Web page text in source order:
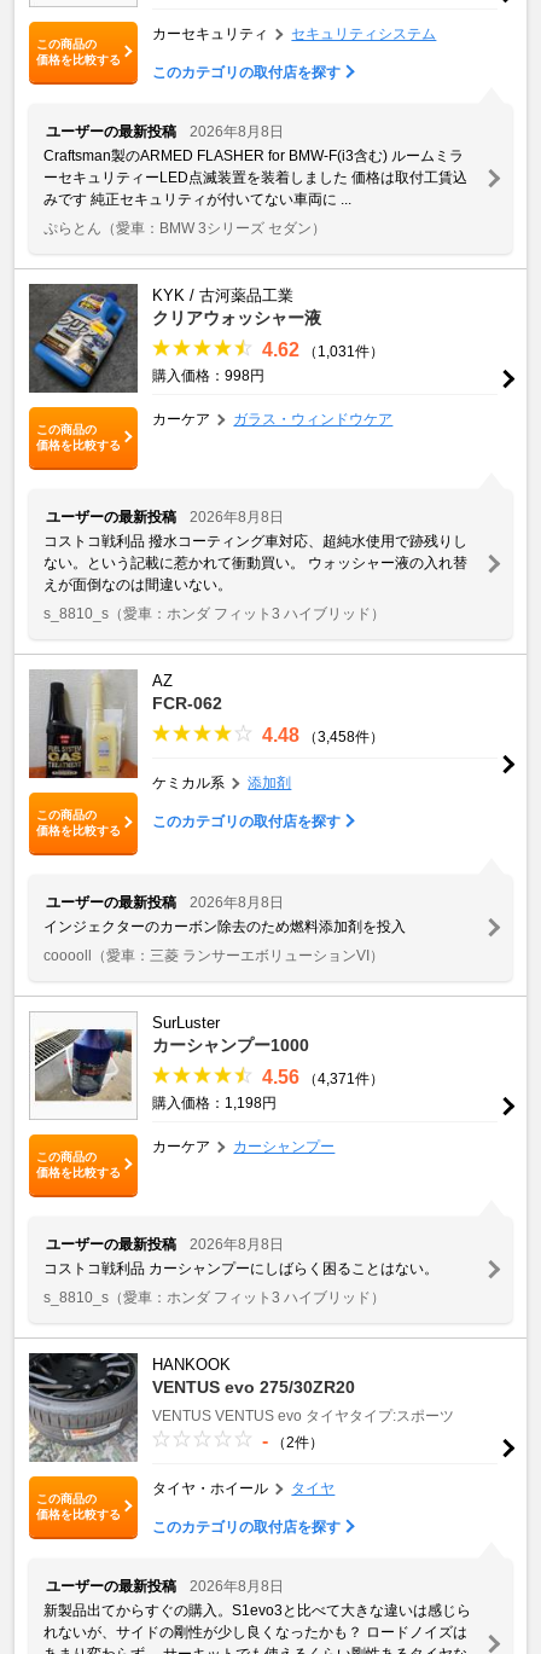
この商品の
価格を比較する
カーセキュリティ セキュリティシステム
このカテゴリの取付店を探す
ユーザーの最新投稿
2026年8月8日
Craftsman製のARMED FLASHER for BMW-F(i3含む) ルームミラ
ーセキュリティーLED点滅装置を装着しました 価格は取付工賃込
みです 純正セキュリティが付いてない車両に ...
ぷらとん （愛車：BMW 3シリーズ セダン）
この商品の
価格を比較する
KYK / 古河薬品工業
クリアウォッシャー液
4.62
（1,031件）
購入価格：998円
カーケア ガラス・ウィンドウケア
ユーザーの最新投稿
2026年8月8日
コストコ戦利品 撥水コーティング車対応、超純水使用で跡残りし
ない。という記載に惹かれて衝動買い。 ウォッシャー液の入れ替
えが面倒なのは間違いない。
s_8810_s （愛車：ホンダ フィット3 ハイブリッド）
この商品の
価格を比較する
AZ
FCR-062
4.48 （3,458件）
ケミカル系 添加剤
このカテゴリの取付店を探す
ユーザーの最新投稿
2026年8月8日
インジェクターのカーボン除去のため燃料添加剤を投入
cooooll （愛車：三菱 ランサーエボリューションVI）
この商品の
価格を比較する
SurLuster
カーシャンプー1000
4.56
（4,371件）
購入価格：1,198円
カーケア カーシャンプー
ユーザーの最新投稿
2026年8月8日
コストコ戦利品 カーシャンプーにしばらく困ることはない。
s_8810_s （愛車：ホンダ フィット3 ハイブリッド）
この商品の
価格を比較する
HANKOOK
VENTUS evo 275/30ZR20
VENTUS VENTUS evo タイヤタイプ:スポーツ
- （2件）
タイヤ・ホイール タイヤ
このカテゴリの取付店を探す
ユーザーの最新投稿
2026年8月8日
新製品出てからすぐの購入。S1evo3と比べて大きな違いは感じら
れないが、サイドの剛性が少し良くなったかも？ ロードノイズは